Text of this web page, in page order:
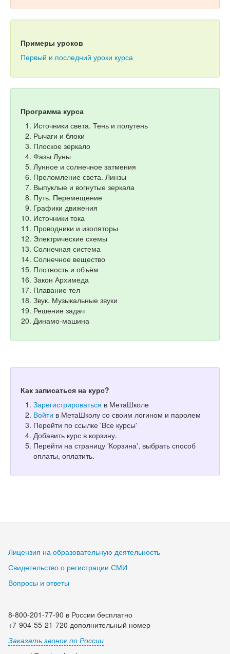
Примеры уроков
Первый и последний уроки курса
Программа курса
Источники света. Тень и полутень
Рычаги и блоки
Плоское зеркало
Фазы Луны
Лунное и солнечное затмения
Преломление света. Линзы
Выпуклые и вогнутые зеркала
Путь. Перемещение
Графики движения
Источники тока
Проводники и изоляторы
Электрические схемы
Солнечная система
Солнечное вещество
Плотность и объём
Закон Архимеда
Плавание тел
Звук. Музыкальные звуки
Решение задач
Динамо-машина
Как записаться на курс?
Зарегистрироваться в МетаШколе
Войти в МетаШколу со своим логином и паролем
Перейти по ссылке 'Все курсы'
Добавить курс в корзину.
Перейти на страницу 'Корзина', выбрать способ
оплаты, оплатить.
Лицензия на образовательную деятельность
Свидетельство о регистрации СМИ
Вопросы и ответы
8-800-201-77-90 в России бесплатно
+7-904-55-21-720 дополнительный номер
Заказать звонок по России